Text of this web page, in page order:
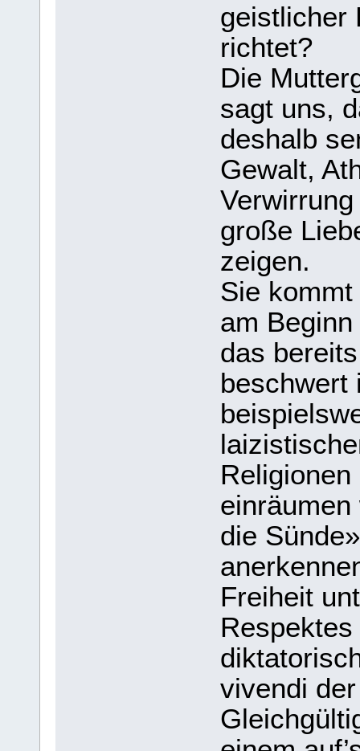
geistlicher
richtet?
Die
sagt uns,
deshalb
Gewalt,
große
zeigen.
Sie
am
das
beschwert
die
Freiheit
vivendi